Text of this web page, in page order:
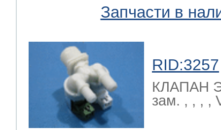
Запчасти в
RID:3257
КЛАПАН
зам. , , , ,